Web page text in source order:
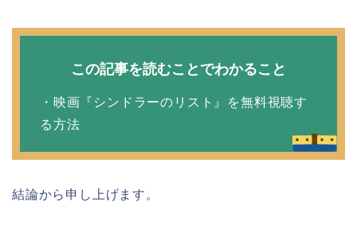
この記事を読むことでわかること
・映画『シンドラーのリスト』を無料視聴す
る方法
結論から申し上げます。